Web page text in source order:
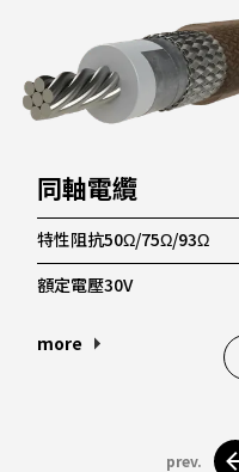
同軸電纜
特性阻抗50Ω/75Ω/93Ω
額定電壓30V
more
prev.